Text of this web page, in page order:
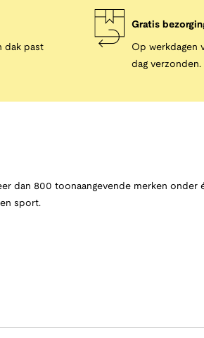
dak past
Gratis
Op werkdagen
dag verzonden.
dan 800 toonaangevende merken onder
sport.